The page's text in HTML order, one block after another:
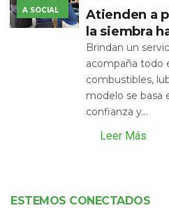
A SOCIAL
Atienden a
la siembra
Brindan un
acompaña todo
combustibles,
modelo se basa
confianza y...
Leer Más
ESTEMOS CONECTADOS